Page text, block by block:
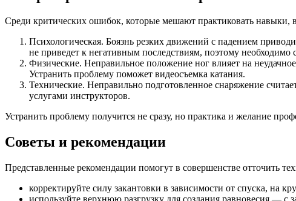
Среди критических ошибок, которые мешают практиковать навыки,
Психологическая. Боязнь резких движений с падением
не приведет к негативным последствиям, поэтому необходимо
Физические. Неправильное положение ног влияет на
Устранить проблему поможет видеосъемка катания.
Технические. Неправильно подготовленное снаряжение
услугами инструкторов.
Устранить проблему получится не сразу, но практика и желание
Советы и рекомендации
Представленные рекомендации помогут в совершенстве отточить
корректируйте силу закантовки в зависимости от спуска, на
используйте верхнюю разгрузку для создания равновесия — с